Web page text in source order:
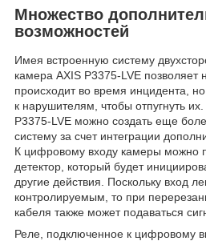
Множество
возможностей
Имея встроенную систему
камера AXIS P3375-LVE позволяет
происходит во время инцидента,
к нарушителям, чтобы отпугнуть
P3375-LVE можно создать еще
систему за счет интеграции
К цифровому входу камеры можно
детектор, который будет
другие действия. Поскольку вход
контролируемым, то при
кабеля также может подаваться
Реле, подключенное к цифровому